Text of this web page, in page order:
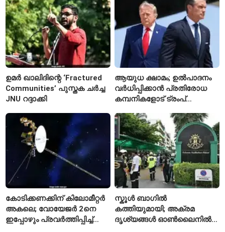
ഉമർ ഖാലിദിന്റെ ‘Fractured
Communities’ പുസ്തക ചർച്ച
JNU റദ്ദാക്കി
ആയുധ ക്ഷാമം; ഉൽപാദനം
വർധിപ്പിക്കാൻ പ്രതിരോധ
കമ്പനികളോട് ട്രംപ്
കോടിക്കണക്കിന് കിലോമീറ്റർ
അകലെ; വോയേജർ 2നെ
ഇപ്പോഴും പ്രവർത്തിപ്പിച്ച്
സ്കൂൾ ബാഗിൽ
കത്തിയുമായി; അക്രമ
ദൃശ്യങ്ങൾ ഓൺലൈനിൽ